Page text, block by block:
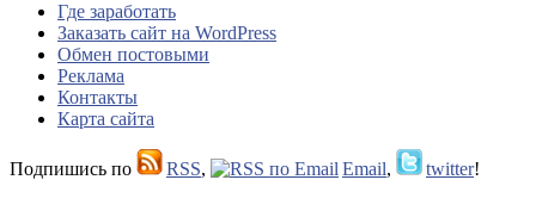
Где заработать
Заказать сайт на WordPress
Обмен постовыми
Реклама
Контакты
Карта сайта
Подпишись по RSS, Email, twitter!